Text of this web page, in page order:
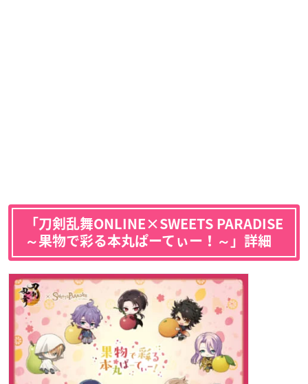
「刀剣乱舞ONLINE×SWEETS PARADISE
～果物で彩る本丸ぱーてぃー！～」詳細